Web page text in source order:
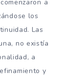
a
los
Las
no existía
a
y